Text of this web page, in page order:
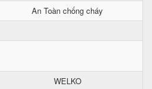
An Toàn chống cháy
WELKO